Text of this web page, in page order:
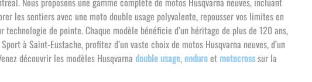
les sentiers avec une moto double usage polyvalente, repousser vos limites en
de pointe. Chaque modèle bénéficie d’un héritage de plus de 120 ans,
à Saint-Eustache, profitez d’un vaste choix de motos Husqvarna neuves, d’un
découvrir les modèles Husqvarna double usage,enduroet motocrosssur la